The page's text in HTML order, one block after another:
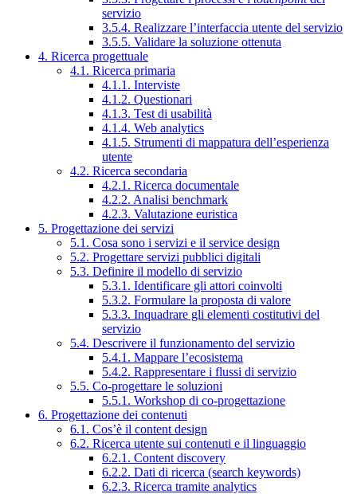
servizio
3.5.4. Realizzare l’interfaccia utente del servizio
3.5.5. Validare la soluzione ottenuta
4. Ricerca progettuale
4.1. Ricerca primaria
4.1.1. Interviste
4.1.2. Questionari
4.1.3. Test di usabilità
4.1.4. Web analytics
4.1.5. Strumenti di mappatura dell’esperienza
utente
4.2. Ricerca secondaria
4.2.1. Ricerca documentale
4.2.2. Analisi benchmark
4.2.3. Valutazione euristica
5. Progettazione dei servizi
5.1. Cosa sono i servizi e il service design
5.2. Progettare servizi pubblici digitali
5.3. Definire il modello di servizio
5.3.1. Identificare gli attori coinvolti
5.3.2. Formulare la proposta di valore
5.3.3. Inquadrare gli elementi costitutivi del
servizio
5.4. Descrivere il funzionamento del servizio
5.4.1. Mappare l’ecosistema
5.4.2. Rappresentare i flussi di servizio
5.5. Co-progettare le soluzioni
5.5.1. Workshop di co-progettazione
6. Progettazione dei contenuti
6.1. Cos’è il content design
6.2. Ricerca utente sui contenuti e il linguaggio
6.2.1. Content discovery
6.2.2. Dati di ricerca (search keywords)
6.2.3. Ricerca tramite analytics